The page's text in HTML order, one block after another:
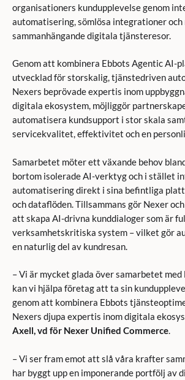
organisationers kundupplevelse genom
automatisering, sömlösa integrationer och
sammanhängande digitala tjänsteresor.
Genom att kombinera Ebbots Agentic AI-
utvecklad för storskalig, tjänstedriven
Nexers beprövade expertis inom
digitala ekosystem, möjliggör
automatisera kundsupport i stor skala
servicekvalitet, effektivitet och en
Samarbetet möter ett växande behov
bortom isolerade AI-verktyg och i stället
automatisering direkt i sina befintliga
och dataflöden. Tillsammans gör Nexer
att skapa AI-drivna kunddialoger som är
verksamhetskritiska system – vilket gör
en naturlig del av kundresan.
– Vi är mycket glada över samarbetet med
kan vi hjälpa företag att ta sin
genom att kombinera Ebbots
Nexers djupa expertis inom digitala
Axell, vd för Nexer Unified Commerce.
– Vi ser fram emot att slå våra krafter
har byggt upp en imponerande portfölj av